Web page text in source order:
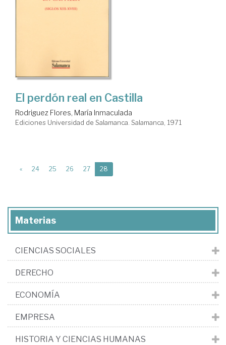
El perdón real en Castilla
Rodriguez Flores, María Inmaculada
Ediciones Universidad de Salamanca. Salamanca, 1971
« 24 25 26 27 28
Materias
CIENCIAS SOCIALES
DERECHO
ECONOMÍA
EMPRESA
HISTORIA Y CIENCIAS HUMANAS